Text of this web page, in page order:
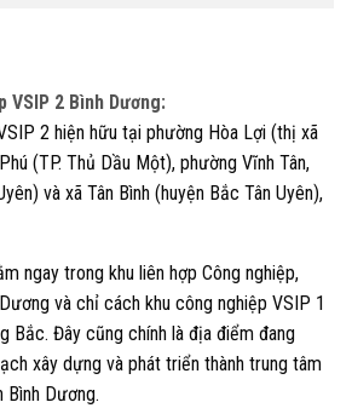
2 Bình Dương:
2 hiện hữu tại phường Hòa Lợi (thị xã
(TP. Thủ Dầu Một), phường Vĩnh Tân,
và xã Tân Bình (huyện Bắc Tân Uyên),
ngay trong khu liên hợp Công nghiệp,
và chỉ cách khu công nghiệp VSIP 1
Bắc. Đây cũng chính là địa điểm đang
xây dựng và phát triển thành trung tâm
Bình Dương.